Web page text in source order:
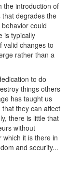
the introduction of
degrades the
could
is typically
valid changes to
rather than a
to do
things others
has taught us
they can affect
there is little that
without
which it is there in
and security...